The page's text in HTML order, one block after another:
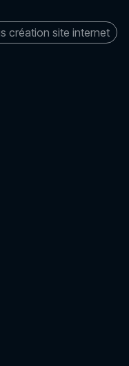
création site internet